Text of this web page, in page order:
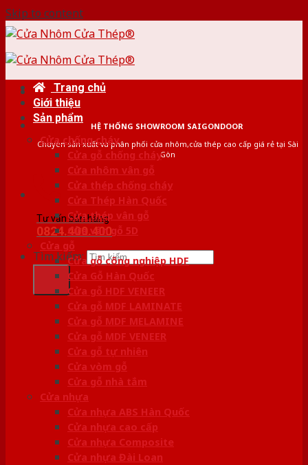
Skip to content
HỆ THỐNG SHOWROOM SAIGONDOOR
Chuyên sản xuất và phân phối cửa nhôm,cửa thép cao cấp giá rẻ tại Sài
Gòn
Tư vấn bán hàng
0824.400.400
Tìm kiếm:
Trang chủ
Giới thiệu
Sản phẩm
Cửa chống cháy
Cửa gỗ chống cháy
Cửa nhôm vân gỗ
Cửa thép chống cháy
Cửa Thép Hàn Quốc
Cửa thép vân gỗ
Cửa vân gỗ 5D
Cửa gỗ
Cửa gỗ công nghiệp HDF
Cửa Gỗ Hàn Quốc
Cửa gỗ HDF VENEER
Cửa gỗ MDF LAMINATE
Cửa gỗ MDF MELAMINE
Cửa gỗ MDF VENEER
Cửa gỗ tự nhiên
Cửa vòm gỗ
Cửa gỗ nhà tắm
Cửa nhựa
Cửa nhựa ABS Hàn Quốc
Cửa nhựa cao cấp
Cửa nhựa Composite
Cửa nhựa Đài Loan